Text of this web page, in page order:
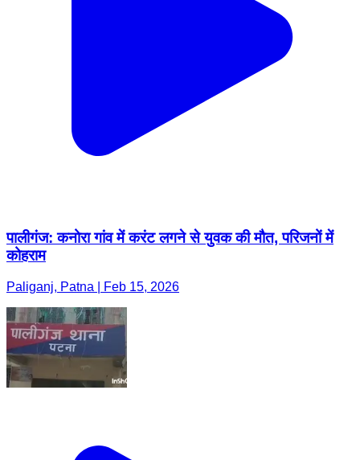
पालीगंज: कनोरा गांव में करंट लगने से युवक की मौत, परिजनों में
कोहराम
Paliganj, Patna | Feb 15, 2026